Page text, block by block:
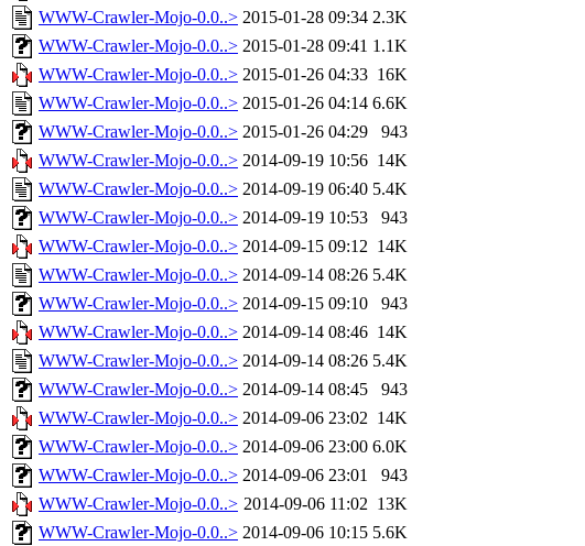
WWW-Crawler-Mojo-0.0..> 2015-01-28 09:34 2.3K
WWW-Crawler-Mojo-0.0..> 2015-01-28 09:41 1.1K
WWW-Crawler-Mojo-0.0..> 2015-01-26 04:33 16K
WWW-Crawler-Mojo-0.0..> 2015-01-26 04:14 6.6K
WWW-Crawler-Mojo-0.0..> 2015-01-26 04:29
943
WWW-Crawler-Mojo-0.0..> 2014-09-19 10:56 14K
WWW-Crawler-Mojo-0.0..> 2014-09-19 06:40 5.4K
WWW-Crawler-Mojo-0.0..> 2014-09-19 10:53
943
WWW-Crawler-Mojo-0.0..> 2014-09-15 09:12 14K
WWW-Crawler-Mojo-0.0..> 2014-09-14 08:26 5.4K
WWW-Crawler-Mojo-0.0..> 2014-09-15 09:10
943
WWW-Crawler-Mojo-0.0..> 2014-09-14 08:46 14K
WWW-Crawler-Mojo-0.0..> 2014-09-14 08:26 5.4K
WWW-Crawler-Mojo-0.0..> 2014-09-14 08:45
943
WWW-Crawler-Mojo-0.0..> 2014-09-06 23:02 14K
WWW-Crawler-Mojo-0.0..> 2014-09-06 23:00 6.0K
WWW-Crawler-Mojo-0.0..> 2014-09-06 23:01
943
WWW-Crawler-Mojo-0.0..> 2014-09-06 11:02 13K
WWW-Crawler-Mojo-0.0..> 2014-09-06 10:15 5.6K